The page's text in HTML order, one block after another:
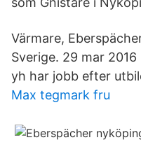
Värmare,
Sverige. 29 mar
yh har jobb efter
Max tegmark fru